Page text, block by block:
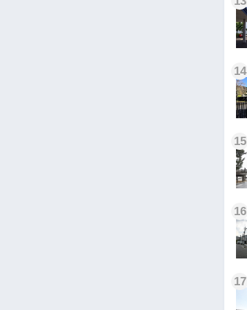
14
15
16
17